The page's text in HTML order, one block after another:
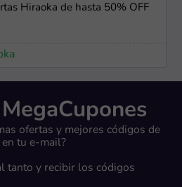
Hiraoka de hasta 50% OFF
ofertas y mejores códigos de
tu e-mail?
tanto y recibir los códigos